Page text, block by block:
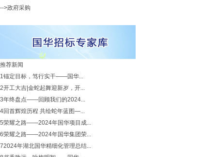
-->政府采购
推荐新闻
1锚定目标，笃行实干——国华...
2开工大吉|金蛇起舞迎新岁，开...
3年终盘点——回顾我们的2024...
4回首辉煌历程 共绘蛇年蓝图—...
5荣耀之路——2024年国华项目成...
6荣耀之路——2024年国华集团荣...
72024年湖北国华精细化管理总结...